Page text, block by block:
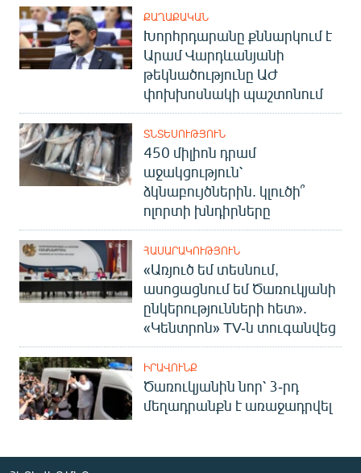
ՔԱՂԱՔԱԿԱՆ
Խորհրդարանը քննարկում է
Արամ Վարդևանյանի
թեկնածությունը ԱԺ
փոխխոսնակի պաշտոնում
ՏՆՏԵՍՈՒԹՅՈՒՆ
450 միլիոն դրամ
աջակցություն՝
ձկնաբույծներին. կլուծի՞
ոլորտի խնդիրները
ՀԱՍԱՐԱԿՈՒԹՅՈՒՆ
«Առյուծ եմ տեսնում,
ասոցացնում եմ Ծառուկյանի
ընկերությունների հետ».
«Կենտրոն» TV-ն տուգանվեց
ԻՐԱՎՈՒՆՔ
Ծառուկյանին նոր՝ 3-րդ
մեղադրանքն է առաջադրվել